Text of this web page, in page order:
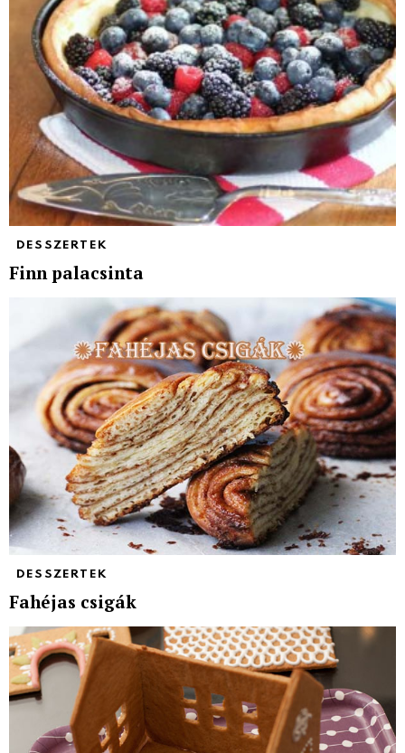
DESSZERTEK
Finn palacsinta
DESSZERTEK
Fahéjas csigák